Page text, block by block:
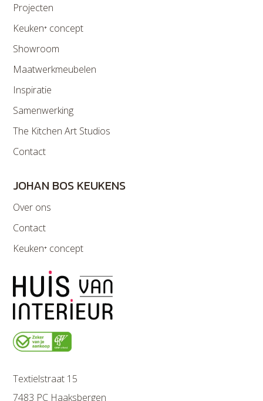
Projecten
Keuken⁺ concept
Showroom
Maatwerkmeubelen
Inspiratie
Samenwerking
The Kitchen Art Studios
Contact
JOHAN BOS KEUKENS
Over ons
Contact
Keuken⁺ concept
Textielstraat 15
7483 PC Haaksbergen